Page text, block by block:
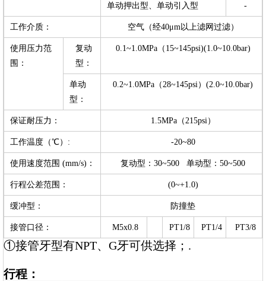
单动押出型、单动引入型 -
工作介质： 空气（经40μm以上滤网过滤）
使用压力范
围：
复动
型：
0.1~1.0MPa（15~145psi)(1.0~10.0bar)
单动
型：
0.2~1.0MPa（28~145psi）(2.0~10.0bar)
保证耐压力： 1.5MPa（215psi）
工作温度（℃）: -20~80
使用速度范围 (mm/s)： 复动型：30~500 单动型：50~500
行程公差范围： (0~+1.0)
缓冲型： 防撞垫
接管口径： M5x0.8 PT1/8 PT1/4 PT3/8
①接管牙型有NPT、G牙可供选择；.
行程：